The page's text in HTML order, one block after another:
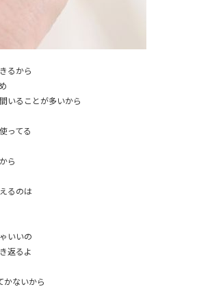
るから
いることが多いから
ってる
ら
るのは
いいの
返るよ
かないから